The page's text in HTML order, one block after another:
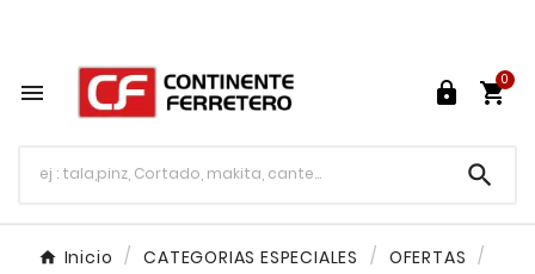
  
0

Inicio CATEGORIAS ESPECIALES
OFERTAS